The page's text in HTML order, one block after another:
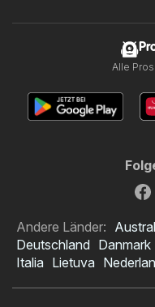
Alle
Andere Länder:
Deutschland Danmark
Italia Lietuva